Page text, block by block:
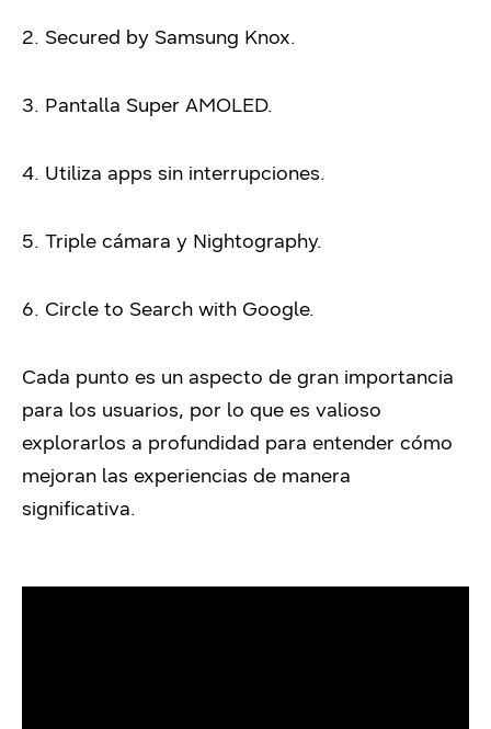
2. Secured by Samsung Knox.
3. Pantalla Super AMOLED.
4. Utiliza apps sin interrupciones.
5. Triple cámara y Nightography.
6. Circle to Search with Google.
Cada punto es un aspecto de gran importancia
para los usuarios, por lo que es valioso
explorarlos a profundidad para entender cómo
mejoran las experiencias de manera
significativa.